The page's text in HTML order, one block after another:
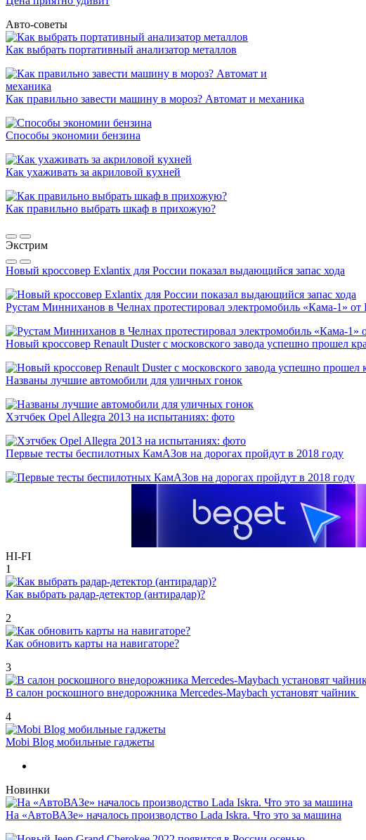
Авто-советы
Как выбрать портативный анализатор металлов
Как правильно завести машину в мороз? Автомат и механика
Способы экономии бензина
Как ухаживать за акриловой кухней
Как правильно выбрать шкаф в прихожую?
Экстрим
Новый кроссовер Exlantix для России показал выдающийся запас хода
Рустам Минниханов в Челнах протестировал электромобиль «Кама-1»
Новый кроссовер Renault Duster с московского завода успешно прошел
Названы лучшие автомобили для уличных гонок
Хэтчбек Opel Allegra 2013 на испытаниях: фото
Первые тесты беспилотных КамАЗов на дорогах пройдут в 2018 году
HI-FI
1
Как выбрать радар-детектор (антирадар)?
2
Как обновить карты на навигаторе?
3
В салон роскошного внедорожника Mercedes-Maybach установят чайник
4
Mobi Blog мобильные гаджеты
Новинки
На «АвтоВАЗе» началось производство Lada Iskra. Что это за машина